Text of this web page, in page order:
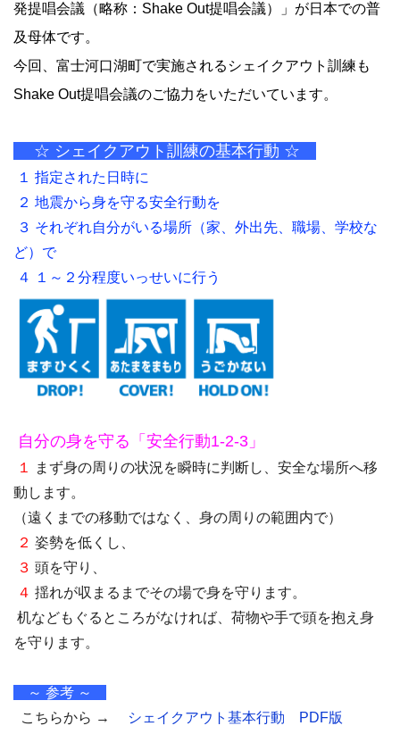
発提唱会議（略称：Shake Out提唱会議）」が日本での普
及母体です。
今回、富士河口湖町で実施されるシェイクアウト訓練も
Shake Out提唱会議のご協力をいただいています。
☆ シェイクアウト訓練の基本行動 ☆
１ 指定された日時に
２ 地震から身を守る安全行動を
３ それぞれ自分がいる場所（家、外出先、職場、学校な
ど）で
４ １～２分程度いっせいに行う
自分の身を守る「安全行動1-2-3」
１
まず身の周りの状況を瞬時に判断し、安全な場所へ移
動します。
（遠くまでの移動ではなく、身の周りの範囲内で）
２ 姿勢を低くし、
３ 頭を守り、
４ 揺れが収まるまでその場で身を守ります。
机などもぐるところがなければ、荷物や手で頭を抱え身
を守ります。
～ 参考 ～
こちらから →
シェイクアウト基本行動 PDF版